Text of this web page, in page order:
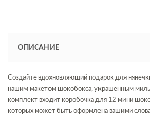
ОПИСАНИЕ
Создайте вдохновляющий подарок для
нашим макетом шокобокса, украшенным
комплект входит коробочка для 12 мини
которых может быть оформлена вашими